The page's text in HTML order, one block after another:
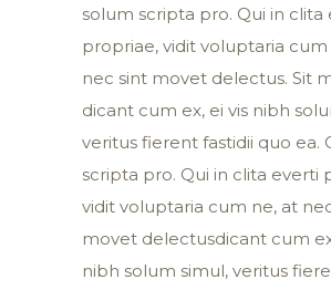
solum scripta pro. Qui in clita
propriae, vidit voluptaria cum
nec sint movet delectus. Sit
dicant cum ex, ei vis nibh
veritus fierent fastidii quo ea.
scripta pro. Qui in clita everti
vidit voluptaria cum ne, at
movet delectusdicant cum
nibh solum simul, veritus